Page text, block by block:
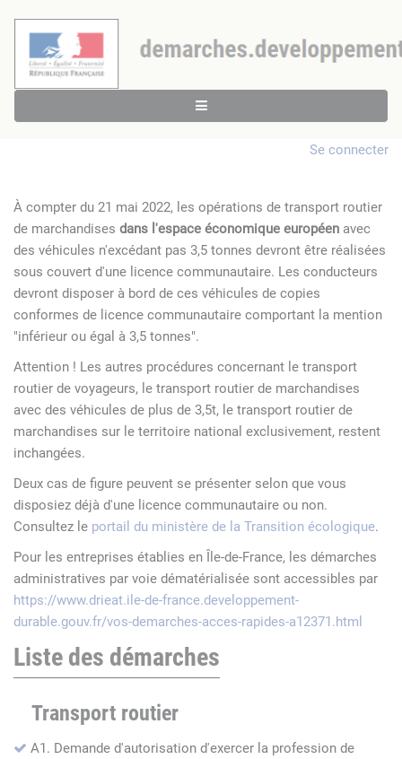
Se connecter
À compter du 21 mai 2022, les opérations de transport routier
de marchandises dans l'espace économique européen avec
des véhicules n'excédant pas 3,5 tonnes devront être réalisées
sous couvert d'une licence communautaire. Les conducteurs
devront disposer à bord de ces véhicules de copies
conformes de licence communautaire comportant la mention
"inférieur ou égal à 3,5 tonnes".
Attention ! Les autres procédures concernant le transport
routier de voyageurs, le transport routier de marchandises
avec des véhicules de plus de 3,5t, le transport routier de
marchandises sur le territoire national exclusivement, restent
inchangées.
Deux cas de figure peuvent se présenter selon que vous
disposiez déjà d'une licence communautaire ou non.
Consultez le portail du ministère de la Transition écologique.
Pour les entreprises établies en Île-de-France, les démarches
administratives par voie dématérialisée sont accessibles par
https://www.drieat.ile-de-france.developpement-
durable.gouv.fr/vos-demarches-acces-rapides-a12371.html
Liste des démarches
Transport routier
A1. Demande d'autorisation d'exercer la profession de